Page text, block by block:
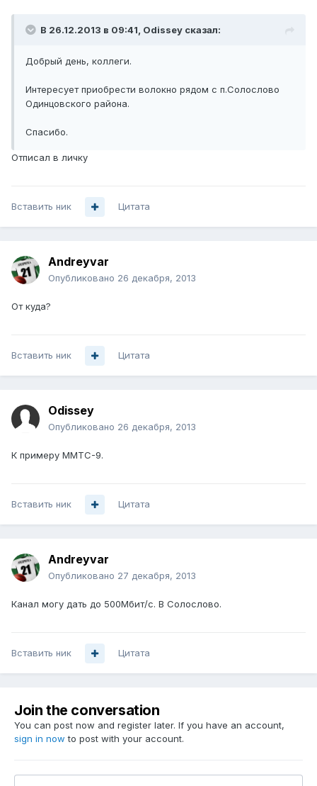
В 26.12.2013 в 09:41, Odissey сказал:
Добрый день, коллеги.
Интересует приобрести волокно рядом с п.Солослово
Одинцовского района.
Спасибо.
Отписал в личку
Вставить ник Цитата
Andreyvar
Опубликовано 26 декабря, 2013
От куда?
Вставить ник Цитата
Odissey
Опубликовано 26 декабря, 2013
К примеру ММТС-9.
Вставить ник Цитата
Andreyvar
Опубликовано 27 декабря, 2013
Канал могу дать до 500Мбит/с. В Солослово.
Вставить ник Цитата
Join the conversation
You can post now and register later. If you have an account,
sign in now to post with your account.